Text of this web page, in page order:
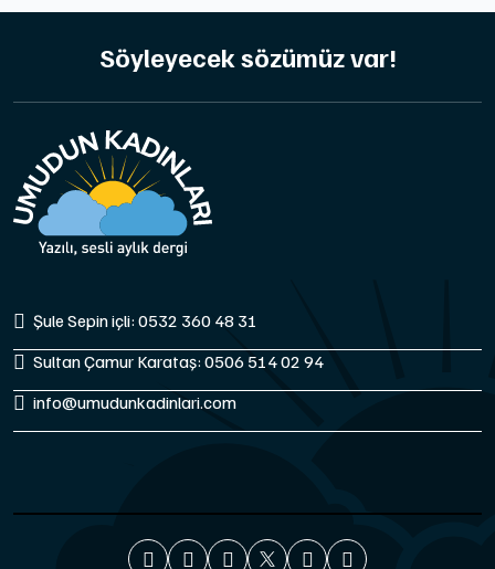
Söyleyecek sözümüz var!
Şule Sepin içli: 0532 360 48 31
Sultan Çamur Karataş: 0506 514 02 94
info@umudunkadinlari.com